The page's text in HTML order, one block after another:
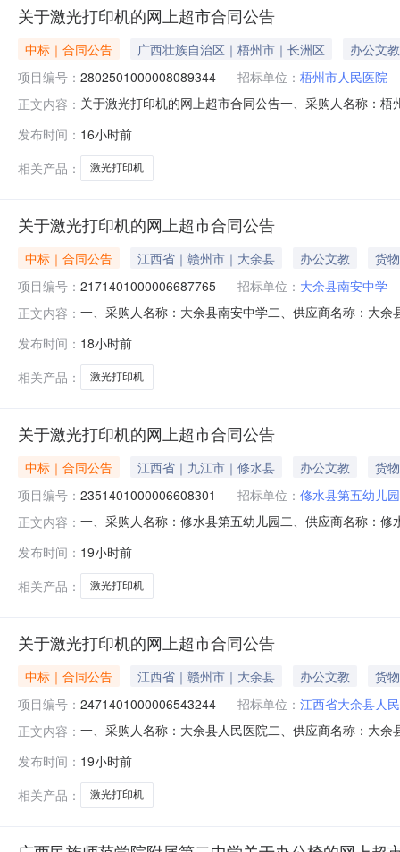
关于激光打印机的网上超市合同公告
中标｜合同公告 广西壮族自治区｜梧州市｜长洲区
办公文教
项目编号： 2802501000008089344 招标单位： 梧州市人民医院
正文内容： 关于激光打印机的网上超市合同公告一、采购人名称：
弟/BROTHERHL-2260D台1.0014501450服务要求或标
发布时间： 16小时前
相关产品：
激光打印机
关于激光打印机的网上超市合同公告
中标｜合同公告 江西省｜赣州市｜大余县 办公文教
货物
项目编号： 2171401000006687765 招标单位： 大余县南安中学
正文内容： 一、采购人名称：大余县南安中学二、供应商名称：大
标的基本概况：七、其它事项：无八、联系方式1、采购
发布时间： 18小时前
相关产品：
激光打印机
关于激光打印机的网上超市合同公告
中标｜合同公告 江西省｜九江市｜修水县 办公文教
货物
项目编号： 2351401000006608301 招标单位： 修水县第五幼儿园
正文内容： 一、采购人名称：修水县第五幼儿园二、供应商名称：
1.0015001500服务要求或标的基本概况：七、其它事项
发布时间： 19小时前
相关产品：
激光打印机
关于激光打印机的网上超市合同公告
中标｜合同公告 江西省｜赣州市｜大余县 办公文教
货物
项目编号： 2471401000006543244 招标单位： 江西省大余县人
正文内容： 一、采购人名称：大余县人民医院二、供应商名称：大
普/HPHP1108台1.0011001100服务要求或标的基本概
发布时间： 19小时前
相关产品：
激光打印机